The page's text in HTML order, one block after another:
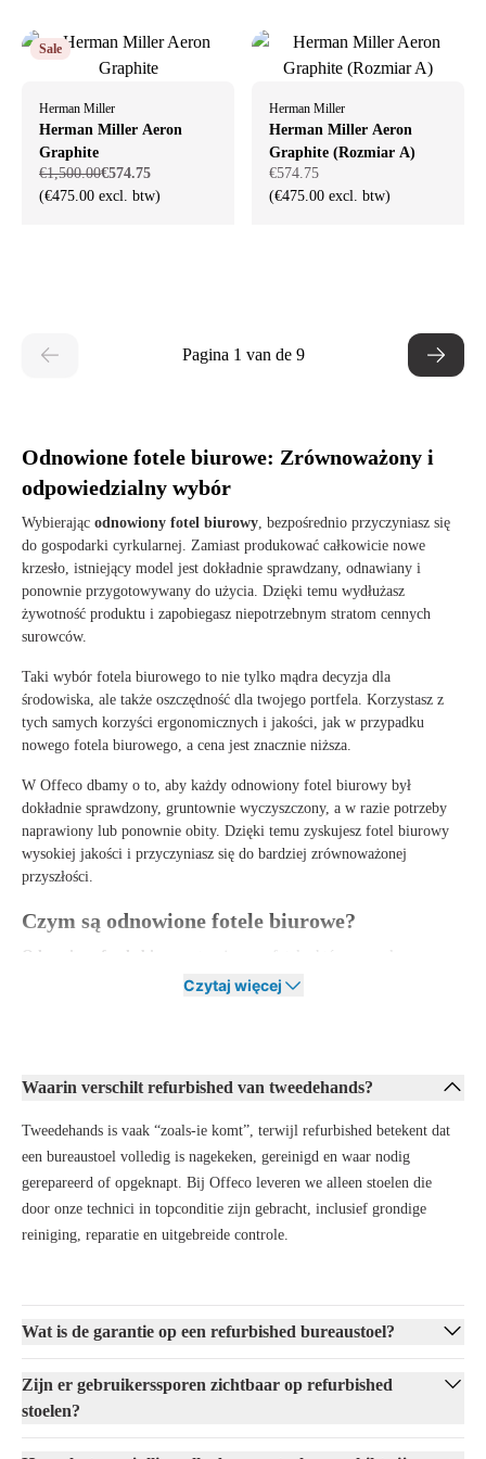
Sale
Herman Miller
Herman Miller Aeron
Graphite
€1,500.00€574.75
(€475.00 excl. btw)
Herman Miller
Herman Miller Aeron
Graphite (Rozmiar A)
€574.75
(€475.00 excl. btw)
Pagina 1 van de 9
Odnowione fotele biurowe: Zrównoważony i
odpowiedzialny wybór
Wybierając odnowiony fotel biurowy, bezpośrednio przyczyniasz się
do gospodarki cyrkularnej. Zamiast produkować całkowicie nowe
krzesło, istniejący model jest dokładnie sprawdzany, odnawiany i
ponownie przygotowywany do użycia. Dzięki temu wydłużasz
żywotność produktu i zapobiegasz niepotrzebnym stratom cennych
surowców.
Taki wybór fotela biurowego to nie tylko mądra decyzja dla
środowiska, ale także oszczędność dla twojego portfela. Korzystasz z
tych samych korzyści ergonomicznych i jakości, jak w przypadku
nowego fotela biurowego, a cena jest znacznie niższa.
W Offeco dbamy o to, aby każdy odnowiony fotel biurowy był
dokładnie sprawdzony, gruntownie wyczyszczony, a w razie potrzeby
naprawiony lub ponownie obity. Dzięki temu zyskujesz fotel biurowy
wysokiej jakości i przyczyniasz się do bardziej zrównoważonej
przyszłości.
Czym są odnowione fotele biurowe?
Odnowione fotele biurowe
to używane fotele, które przeszły
kompleksowy proces odnawiania, dzięki czemu działają jak nowe i
Proces odnawiania w Offeco jest zawsze przeprowadzany starannie, co
temu cieszysz się wysokiej jakości fotelem biurowym, który korzystnie
wpływa na twoje komfort pracy i środowisko.
Dlaczego warto wybrać odnowiony fotel
biurowy?
na taki wybór:
rezygnując z komfortu siedzenia ani jakości.
Zrównoważony rozwój
: Ponowne wykorzystanie istniejących
materiałów zmniejsza ilość odpadów i emisję CO₂.
Jakość i komfort: Dokładna kontrola i ewentualne naprawy
Czytaj więcej
Waarin verschilt refurbished van tweedehands?
Tweedehands is vaak “zoals-ie komt”, terwijl refurbished betekent dat
een bureaustoel volledig is nagekeken, gereinigd en waar nodig
gerepareerd of opgeknapt. Bij Offeco leveren we alleen stoelen die
door onze technici in topconditie zijn gebracht, inclusief grondige
reiniging, reparatie en uitgebreide controle.
Wat is de garantie op een refurbished bureaustoel?
Zijn er gebruikerssporen zichtbaar op refurbished
stoelen?